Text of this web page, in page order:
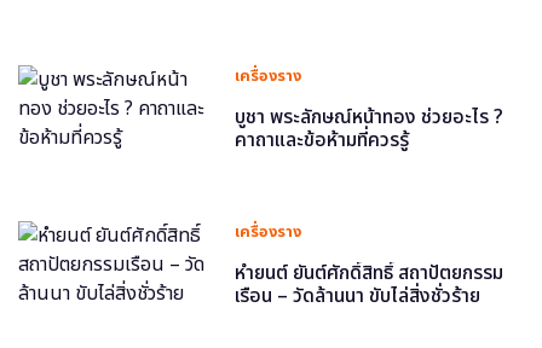
เครื่องราง
บูชา พระลักษณ์หน้าทอง ช่วยอะไร ?
คาถาและข้อห้ามที่ควรรู้
เครื่องราง
หำยนต์ ยันต์ศักดิ์สิทธิ์ สถาปัตยกรรม
เรือน – วัดล้านนา ขับไล่สิ่งชั่วร้าย